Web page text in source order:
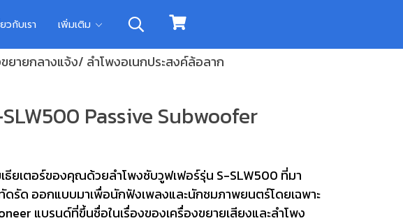
วกับเรา เพิ่มเติม
ายกลางแจ้ง/ ลำโพงอเนกประสงค์ล้อลาก
Passive Subwoofer
ธียเตอร์ของคุณด้วยลำโพงซับวูฟเฟอร์รุ่น S-SLW500 ที่มา
รัด ออกแบบมาเพื่อนักฟังเพลงและนักชมภาพยนตร์โดยเฉพาะ
แบรนด์ที่ขึ้นชื่อในเรื่องของเครื่องขยายเสียงและลำโพง